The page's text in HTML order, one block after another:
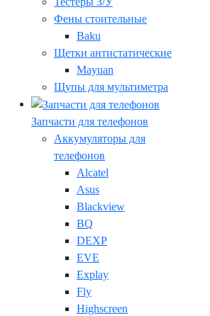
Фены стоительные
Baku
Щетки антистатические
Mayuan
Щупы для мультиметра
Запчасти для телефонов
Аккумуляторы для
телефонов
Alcatel
Asus
Blackview
BQ
DEXP
EVE
Explay
Fly
Highscreen